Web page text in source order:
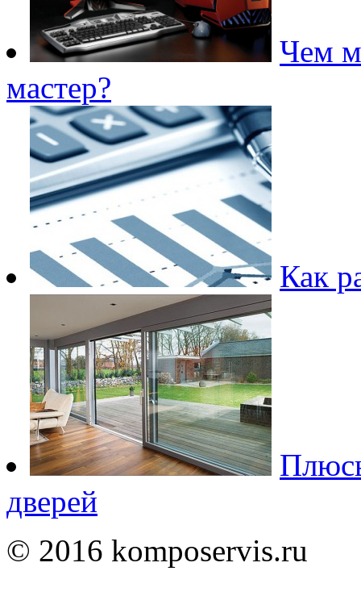
Чем
мастер?
Как
дверей
© 2016 komposervis.ru